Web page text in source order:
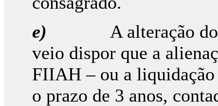
e) A alteração
veio dispor que a
FIIAH – ou a
o prazo de 3 anos,